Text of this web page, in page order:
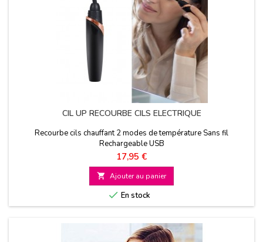
CIL UP RECOURBE CILS ELECTRIQUE
Recourbe cils chauffant 2 modes de température Sans fil
Rechargeable USB
Prix
17,95 €
 Ajouter au panier
 En stock